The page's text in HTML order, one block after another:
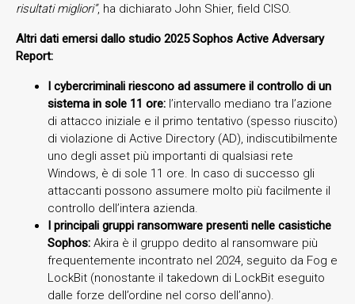
risultati migliori”, ha dichiarato John Shier, field CISO.
Altri dati emersi dallo studio 2025 Sophos Active Adversary
Report:
I cybercriminali riescono ad assumere il controllo di un
sistema in sole 11 ore: l’intervallo mediano tra l’azione
di attacco iniziale e il primo tentativo (spesso riuscito)
di violazione di Active Directory (AD), indiscutibilmente
uno degli asset più importanti di qualsiasi rete
Windows, è di sole 11 ore. In caso di successo gli
attaccanti possono assumere molto più facilmente il
controllo dell’intera azienda.
I principali gruppi ransomware presenti nelle casistiche
Sophos: Akira è il gruppo dedito al ransomware più
frequentemente incontrato nel 2024, seguito da Fog e
LockBit (nonostante il takedown di LockBit eseguito
dalle forze dell’ordine nel corso dell’anno).